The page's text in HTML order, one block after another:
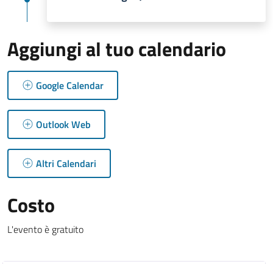
Aggiungi al tuo calendario
Google Calendar
Outlook Web
Altri Calendari
Costo
L'evento è gratuito